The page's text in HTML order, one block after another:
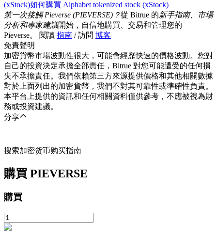
(xStock)如何購買 Alphabet tokenized stock (xStock)
第一次接觸 Pieverse (PIEVERSE)？從 Bitrue 的新手指南、市場
分析和專家建議開始，自信地購買、交易和管理您的
Pieverse。 閱讀 指南 / 訪問 博客
免責聲明
加密貨幣市場波動性很大，可能會經歷快速的價格波動。您對
自己的投資決定承擔全部責任，Bitrue 對您可能遭受的任何損
失不承擔責任。我們依賴第三方來源提供價格和其他相關數據
對於上面列出的加密貨幣，我們不對其可靠性或準確性負責。
本平台上提供的資訊和任何相關資料僅供參考，不應被視為財
務或投資建議。
分享
搜索加密货币购买指南
購買 PIEVERSE
購買